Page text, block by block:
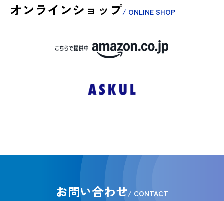
オンラインショップ/ ONLINE SHOP
お問い合わせ/ CONTACT